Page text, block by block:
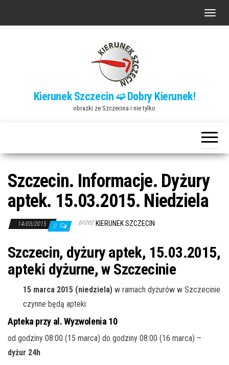
P
n
a
w
ę
Kierunek Szczecin ➫ Dobry Kierunek!
obrazki ze Szczecina i nie tylko
Szczecin. Informacje. Dyżury
aptek. 15.03.2015. Niedziela
14/03/2015 0 przez KIERUNEK SZCZECIN
Szczecin, dyżury aptek, 15.03.2015,
apteki dyżurne, w Szczecinie
15 marca 2015 (niedziela) w ramach dyżurów w Szczecinie
czynne będą apteki:
Apteka przy al. Wyzwolenia 10
od godziny 08:00 (15 marca) do godziny 08:00 (16 marca) –
dyżur 24h